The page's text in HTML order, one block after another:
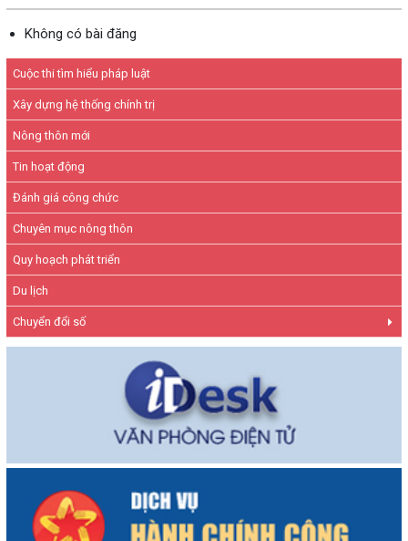
Cuộc thi tìm hiểu pháp luật
Xây dựng hệ thống chính trị
Nông thôn mới
Tin hoạt động
Đánh giá công chức
Chuyên mục nông thôn
Quy hoạch phát triển
Du lịch
Chuyển đổi số
Không có bài đăng